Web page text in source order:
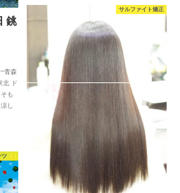
銚
青森
北 ド
も
し
サルファイト矯正
ツ